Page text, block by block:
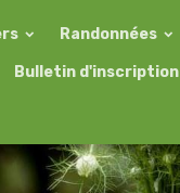
Randonnées
Bulletin d'inscription